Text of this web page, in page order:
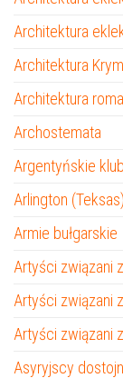
Architektura
Architektura
Architektura
Archostemata
Argentyńskie
Arlington (Teksas)
Armie bułgarskie
Artyści związani
Artyści związani
Artyści związani
Asyryjscy